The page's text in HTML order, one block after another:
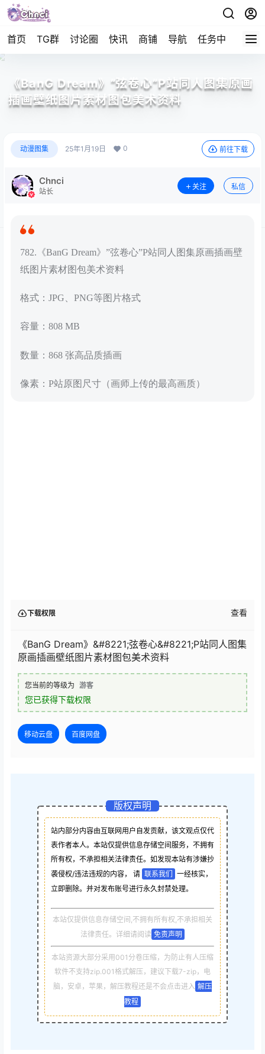
首页 TG群 讨论圈 快讯 商铺 导航 任务中心 帮助
《BanG Dream》”弦卷心”P站同人图集原画
插画壁纸图片素材图包美术资料
动漫图集 25年1月19日 0 前往下载
Chnci
站长
关注 私信
782.《BanG Dream》”弦卷心”P站同人图集原画插画壁
纸图片素材图包美术资料
格式：JPG、PNG等图片格式
容量：808 MB
数量：868 张高品质插画
像素：P站原图尺寸（画师上传的最高画质）
下载权限 查看
《BanG Dream》&#8221;弦卷心&#8221;P站同人图集
原画插画壁纸图片素材图包美术资料
您当前的等级为 游客
您已获得下载权限
移动云盘 百度网盘
版权声明
站内部分内容由互联网用户自发贡献，该文观点仅代
表作者本人。本站仅提供信息存储空间服务，不拥有
所有权，不承担相关法律责任。如发现本站有涉嫌抄
袭侵权/违法违规的内容， 请 联系我们
一经核实，
立即删除。并对发布账号进行永久封禁处理。
本站仅提供信息存储空间,不拥有所有权,不承担相关
法律责任。详细请阅读 免责声明
本站资源大部分采用001分卷压缩，为防止有人压缩
软件不支持zip.001格式解压，建议下载7-zip，电
脑，安卓，苹果，解压教程还是不会点击进入 解压
教程